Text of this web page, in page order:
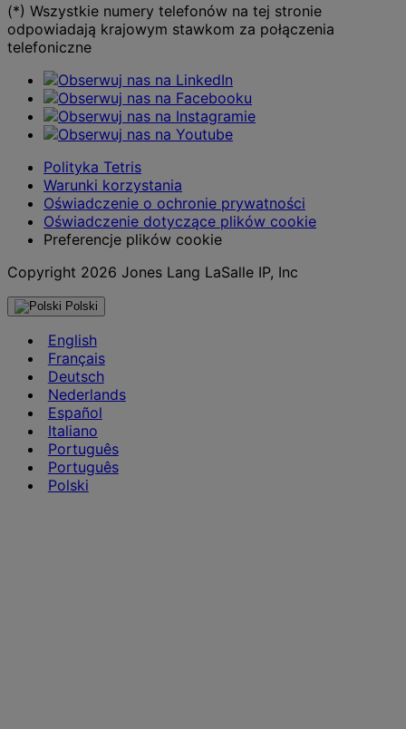
(*) Wszystkie numery telefonów na tej stronie
odpowiadają krajowym stawkom za połączenia
telefoniczne
Polityka Tetris
Warunki korzystania
Oświadczenie o ochronie prywatności
Oświadczenie dotyczące plików cookie
Preferencje plików cookie
Copyright 2026 Jones Lang LaSalle IP, Inc
Polski
English
Français
Deutsch
Nederlands
Español
Italiano
Português
Português
Polski